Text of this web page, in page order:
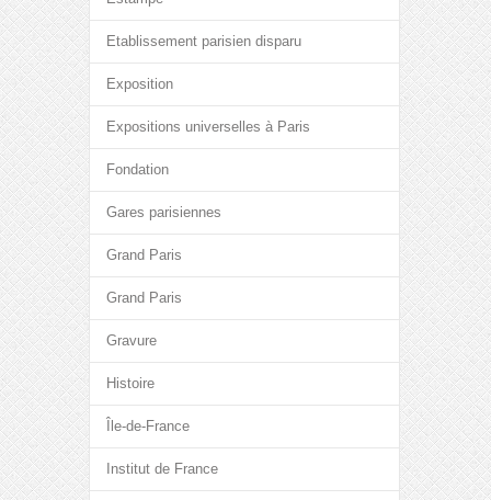
Etablissement parisien disparu
Exposition
Expositions universelles à Paris
Fondation
Gares parisiennes
Grand Paris
Grand Paris
Gravure
Histoire
Île-de-France
Institut de France